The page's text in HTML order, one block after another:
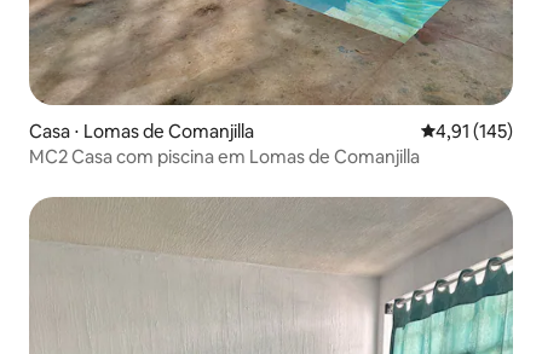
Casa ⋅ Lomas de Comanjilla 4,91 de uma
4,91 (145)
MC2 Casa com piscina em Lomas de Comanjilla